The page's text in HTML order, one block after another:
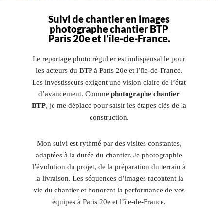
Suivi de chantier en images
photographe chantier BTP
Paris 20e et l’île-de-France.
Le reportage photo régulier est indispensable pour
les acteurs du BTP à Paris 20e et l’île-de-France.
Les investisseurs exigent une vision claire de l’état
d’avancement. Comme photographe chantier
BTP, je me déplace pour saisir les étapes clés de la
construction.
Mon suivi est rythmé par des visites constantes,
adaptées à la durée du chantier. Je photographie
l’évolution du projet, de la préparation du terrain à
la livraison. Les séquences d’images racontent la
vie du chantier et honorent la performance de vos
équipes à Paris 20e et l’île-de-France.